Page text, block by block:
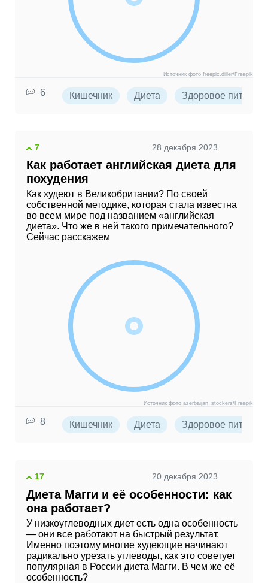
Источник фото freepic.diller/Freepik
6 Кишечник Диета Здоровое питание
7 28 декабря 2023
Как работает английская диета для
похудения
Как худеют в Великобритании? По своей
собственной методике, которая стала известна
во всем мире под названием «английская
диета». Что же в ней такого примечательного?
Сейчас расскажем
Источник фото azerbaijan_stockers/Freepik
8 Кишечник Диета Здоровое питание
17 20 декабря 2023
Диета Магги и её особенности: как
она работает?
У низкоуглеводных диет есть одна особенность
— они все работают на быстрый результат.
Именно поэтому многие худеющие начинают
радикально урезать углеводы, как это советует
популярная в России диета Магги. В чем же её
особенность?